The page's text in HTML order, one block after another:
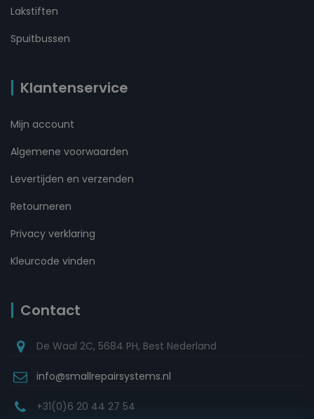
Lakstiften
Spuitbussen
Klantenservice
Mijn account
Algemene voorwaarden
Levertijden en verzenden
Retourneren
Privacy verklaring
Kleurcode vinden
Contact
De Waal 2C, 5684 PH, Best Nederland
info@smallrepairsystems.nl
+31(0)6 20 44 27 54